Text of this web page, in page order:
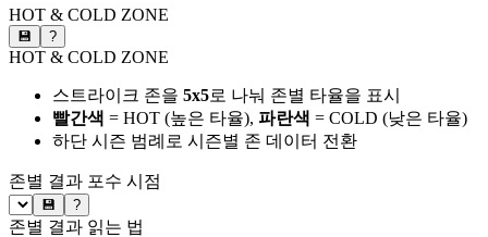
HOT & COLD ZONE
💾 ?
HOT & COLD ZONE
스트라이크 존을 5x5로 나눠 존별 타율을 표시
빨간색 = HOT (높은 타율), 파란색 = COLD (낮은 타율)
하단 시즌 범례로 시즌별 존 데이터 전환
존별 결과 포수 시점
💾 ?
존별 결과 읽는 법